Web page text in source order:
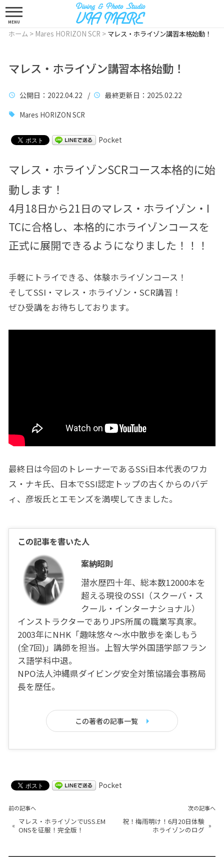
MENU
ホーム > Mares HORIZON SCR > マレス・ホライゾン講習本格始動！
マレス・ホライゾン講習本格始動！
公開日 ：2022.04.22 / 最終更新日 ：2025.02.22
Mares HORIZON SCR
Pocket
マレス・ホライゾンSCRコース本格的に始
動します！
4月18日から21日のマレス・ホライゾン・I
TCに合格し、本格的にホライゾンコースを
正式に展開できるようになりました！！！
手軽にトライできる、体験ホライゾンコース！
そしてSSI・マレス・ホライゾン・SCR講習！
ぜひ受講をお待ちしております。
最終日は今回のトレーナーであるSSi日本代表のワカ
ス・ナキ氏、日本でSSI認定トップの古くからのバデ
ィ、彦坂氏とエモンズを満喫してきました。
この記事を書いた人
案納昭則
潜水歴四十年、総本数12000本を
超える現役のSSI（スクーバ・ス
クール・インターナショナル）
インストラクターでありJPS所属の職業写真家。
2003年にNHK「趣味悠々〜水中散歩を楽しもう
(全7回)」講師を担当。上智大学外国語学部フラン
ス語学科中退。
NPO法人沖縄県ダイビング安全対策協議会事務局
長を歴任。
この著者の記事一覧
Pocket
前の記事へ
« マレス・ホライゾンでUSS.EM
ONSを征服！完全版！
次の記事へ
祝！梅雨明け！6月20日体験
ホライゾンのログ »